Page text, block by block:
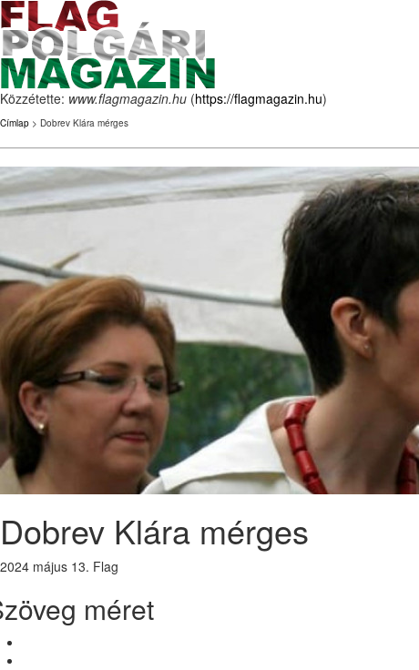
Közzétette: www.flagmagazin.hu (https://flagmagazin.hu)
Címlap > Dobrev Klára mérges
Dobrev Klára mérges
2024 május 13. Flag
méret